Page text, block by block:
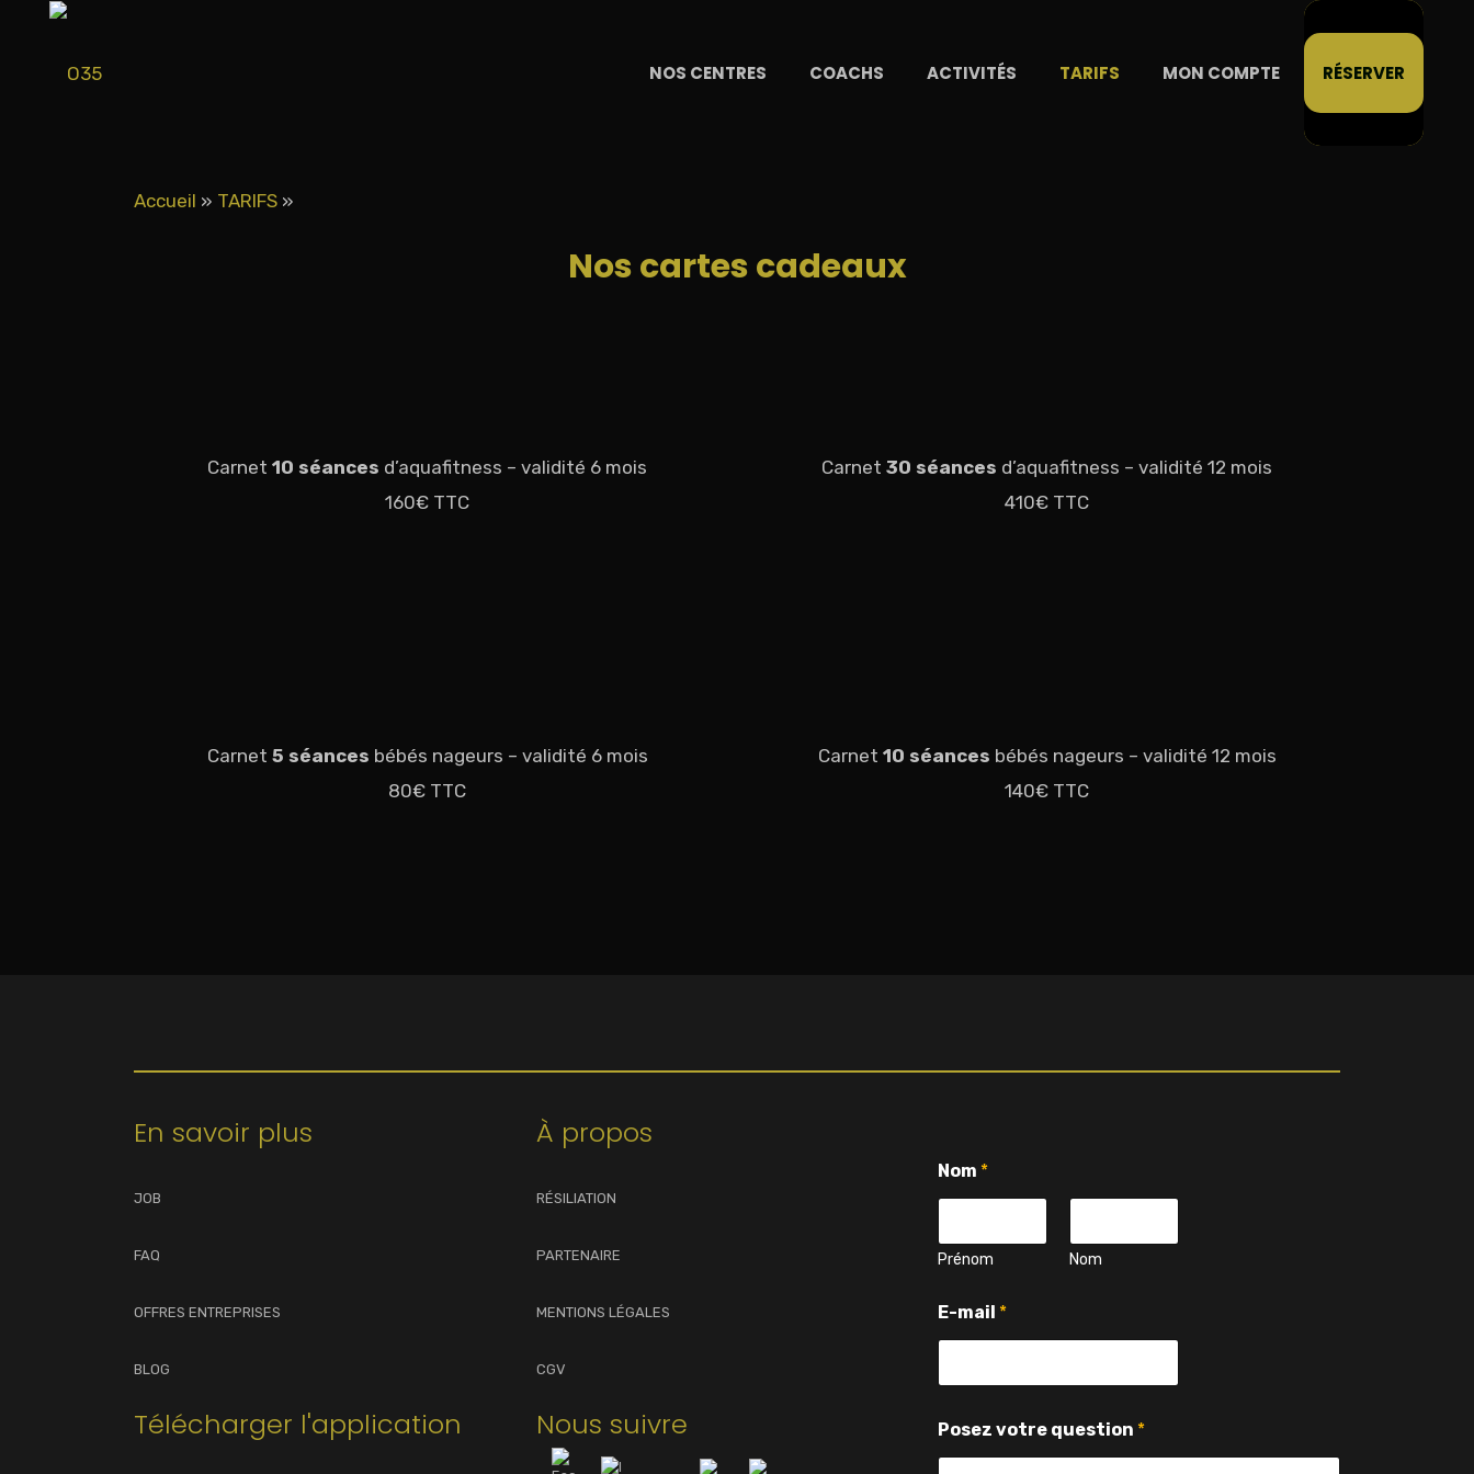
NOS CENTRES COACHS ACTIVITÉS TARIFS MON COMPTE RÉSERVER
Accueil » TARIFS »
Nos cartes cadeaux
Carnet 10 séances d’aquafitness – validité 6 mois
160€ TTC
Carnet 30 séances d’aquafitness – validité 12 mois
410€ TTC
Carnet 5 séances bébés nageurs – validité 6 mois
80€ TTC
Carnet 10 séances bébés nageurs – validité 12 mois
140€ TTC
En savoir plus
JOB
FAQ
OFFRES ENTREPRISES
BLOG
Télécharger l'application
À propos
RÉSILIATION
PARTENAIRE
MENTIONS LÉGALES
CGV
Nous suivre
Nom *
Prénom Nom
u
e
t
o
n
E
E-mail *
Posez votre question *